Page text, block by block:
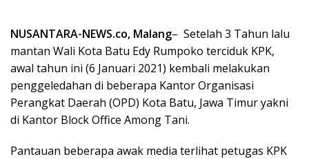
NUSANTARA-NEWS.co, Malang– Setelah 3 Tahun lalu
mantan Wali Kota Batu Edy Rumpoko terciduk KPK,
awal tahun ini (6 Januari 2021) kembali melakukan
penggeledahan di beberapa Kantor Organisasi
Perangkat Daerah (OPD) Kota Batu, Jawa Timur yakni
di Kantor Block Office Among Tani.
Pantauan beberapa awak media terlihat petugas KPK